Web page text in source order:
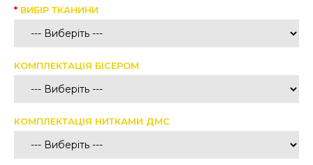
ВИБІР ТКАНИНИ
КОМПЛЕКТАЦІЯ БІСЕРОМ
КОМПЛЕКТАЦІЯ НИТКАМИ ДМС